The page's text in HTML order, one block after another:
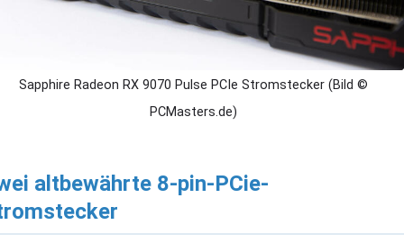
Sapphire Radeon RX 9070 Pulse PCIe Stromstecker (Bild ©
PCMasters.de)
altbewährte 8-pin-PCie-